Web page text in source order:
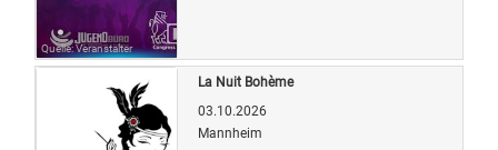
Quelle: Veranstalter
La Nuit Bohème
03.10.2026
Mannheim